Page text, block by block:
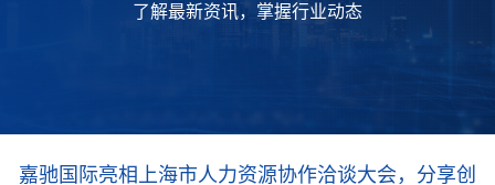
了解最新资讯，掌握行业动态
嘉驰国际亮相上海市人力资源协作洽谈大会，分享创